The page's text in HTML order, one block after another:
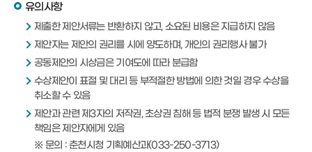
유의사항
제출한 제안서류는 반환하지 않고, 소요된 비용은 지급하지 않음
제안자는 제안의 권리를 시에 양도하며, 개인의 권리행사 불가
공동제안의 시상금은 기여도에 따라 분급함
수상제안이 표절 및 대리 등 부적절한 방법에 의한 것일 경우 수상을
취소할 수 있음
제안과 관련 제3자의 저작권, 초상권 침해 등 법적 분쟁 발생 시 모든
책임은 제안자에게 있음
※ 문의 : 춘천시청 기획예산과(033-250-3713)